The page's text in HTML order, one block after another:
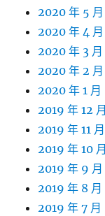
2020 年 5 月
2020 年 4 月
2020 年 3 月
2020 年 2 月
2020 年 1 月
2019 年 12 月
2019 年 11 月
2019 年 10 月
2019 年 9 月
2019 年 8 月
2019 年 7 月